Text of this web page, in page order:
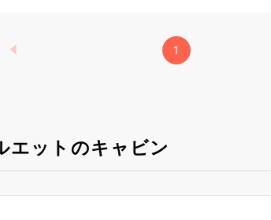
1
エットのキャビン